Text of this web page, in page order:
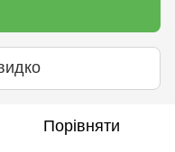
Порівняти